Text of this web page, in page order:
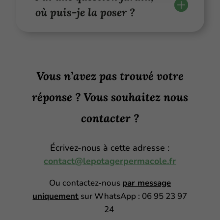
où puis-je la poser ?
Vous n’avez pas trouvé votre
réponse ? Vous souhaitez nous
contacter ?
Écrivez-nous à cette adresse :
contact@lepotagerpermacole.fr
Ou contactez-nous par message
uniquement sur WhatsApp : 06 95 23 97
24